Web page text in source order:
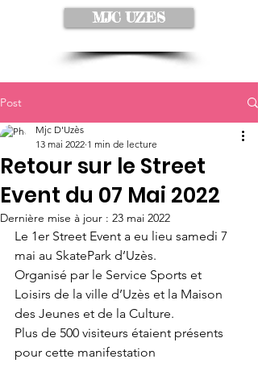
MJC UZES
Post
Retour sur le Street
Event du 07 Mai 2022
Mjc D'Uzès
13 mai 2022 1 min de lecture
Dernière mise à jour : 23 mai 2022
Le 1er Street Event a eu lieu samedi 7
mai au SkatePark d’Uzès.
Organisé par le Service Sports et
Loisirs de la ville d’Uzès et la Maison
des Jeunes et de la Culture.
Plus de 500 visiteurs étaient présents
pour cette manifestation